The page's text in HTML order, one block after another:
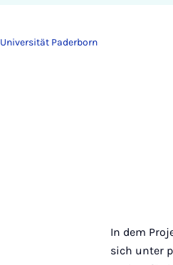
Universität Paderborn
In dem
sich unter